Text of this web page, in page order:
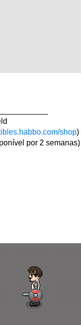
shop)
por 2 semanas)